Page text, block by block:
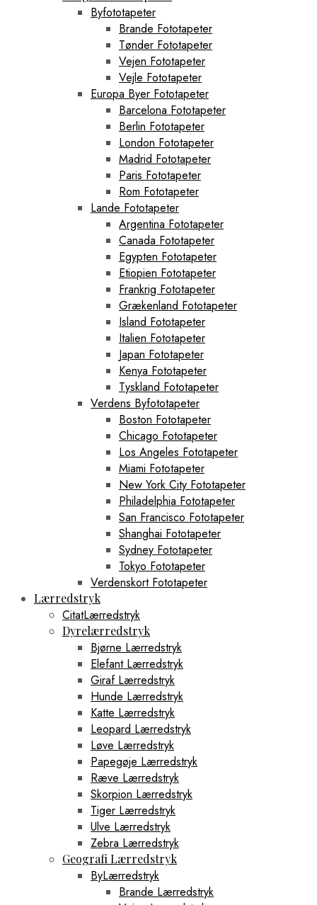
Byfototapeter
Brande Fototapeter
Tønder Fototapeter
Vejen Fototapeter
Vejle Fototapeter
Europa Byer Fototapeter
Barcelona Fototapeter
Berlin Fototapeter
London Fototapeter
Madrid Fototapeter
Paris Fototapeter
Rom Fototapeter
Lande Fototapeter
Argentina Fototapeter
Canada Fototapeter
Egypten Fototapeter
Etiopien Fototapeter
Frankrig Fototapeter
Grækenland Fototapeter
Island Fototapeter
Italien Fototapeter
Japan Fototapeter
Kenya Fototapeter
Tyskland Fototapeter
Verdens Byfototapeter
Boston Fototapeter
Chicago Fototapeter
Los Angeles Fototapeter
Miami Fototapeter
New York City Fototapeter
Philadelphia Fototapeter
San Francisco Fototapeter
Shanghai Fototapeter
Sydney Fototapeter
Tokyo Fototapeter
Verdenskort Fototapeter
Lærredstryk
CitatLærredstryk
Dyrelærredstryk
Bjørne Lærredstryk
Elefant Lærredstryk
Giraf Lærredstryk
Hunde Lærredstryk
Katte Lærredstryk
Leopard Lærredstryk
Løve Lærredstryk
Papegøje Lærredstryk
Ræve Lærredstryk
Skorpion Lærredstryk
Tiger Lærredstryk
Ulve Lærredstryk
Zebra Lærredstryk
Geografi Lærredstryk
ByLærredstryk
Brande Lærredstryk